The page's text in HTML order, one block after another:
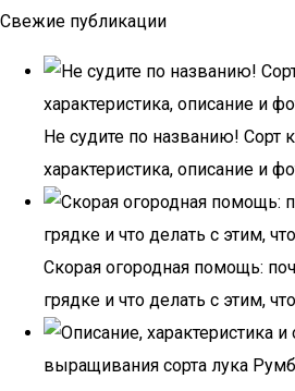
Свежие публикации
Не судите по названию! Сорт
характеристика, описание и
Скорая огородная помощь:
грядке и что делать с этим,